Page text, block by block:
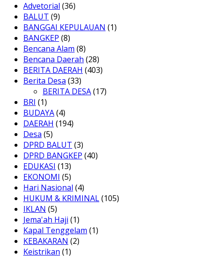
Advetorial (36)
BALUT (9)
BANGGAI KEPULAUAN (1)
BANGKEP (8)
Bencana Alam (8)
Bencana Daerah (28)
BERITA DAERAH (403)
Berita Desa (33)
BERITA DESA(17)
BRI (1)
BUDAYA(4)
DAERAH (194)
Desa (5)
DPRD BALUT (3)
DPRD BANGKEP (40)
EDUKASI (13)
EKONOMI (5)
Hari Nasional (4)
HUKUM & KRIMINAL(105)
IKLAN (5)
Jema'ah Haji (1)
Kapal Tenggelam (1)
KEBAKARAN (2)
Keistrikan (1)